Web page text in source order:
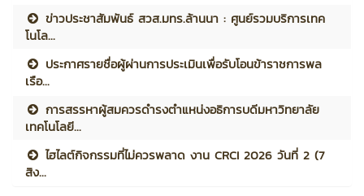
ข่าวประชาสัมพันธ์ สวส.มทร.ล้านนา : ศูนย์รวมบริการเทค
โนโล...
ประกาศรายชื่อผู้ผ่านการประเมินเพื่อรับโอนข้าราชการพล
เรือ...
การสรรหาผู้สมควรดำรงตำแหน่งอธิการบดีมหาวิทยาลัย
เทคโนโลยี...
ไฮไลต์กิจกรรมที่ไม่ควรพลาด งาน CRCI 2026 วันที่ 2 (7
สิง...